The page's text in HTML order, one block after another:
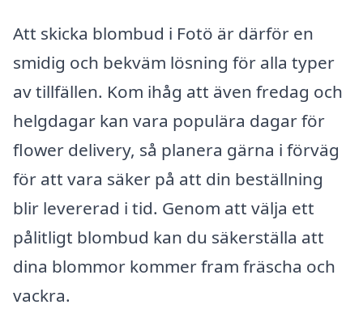
Att skicka blombud i Fotö är därför en
smidig och bekväm lösning för alla typer
av tillfällen. Kom ihåg att även fredag och
helgdagar kan vara populära dagar för
flower delivery, så planera gärna i förväg
för att vara säker på att din beställning
blir levererad i tid. Genom att välja ett
pålitligt blombud kan du säkerställa att
dina blommor kommer fram fräscha och
vackra.